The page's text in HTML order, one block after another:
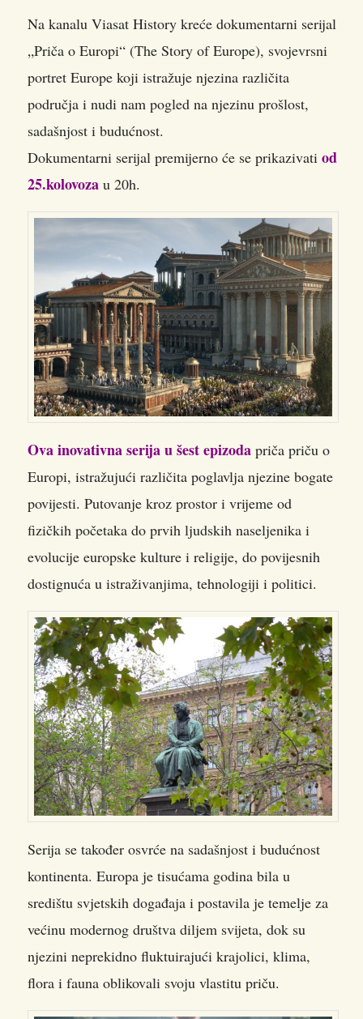
Na kanalu Viasat History kreće dokumentarni serijal
„Priča o Europi“ (The Story of Europe), svojevrsni
portret Europe koji istražuje njezina različita
područja i nudi nam pogled na njezinu prošlost,
sadašnjost i budućnost.
Dokumentarni serijal premijerno će se prikazivati od
25.kolovoza u 20h.
Ova inovativna serija u šest epizoda priča priču o
Europi, istražujući različita poglavlja njezine bogate
povijesti. Putovanje kroz prostor i vrijeme od
fizičkih početaka do prvih ljudskih naseljenika i
evolucije europske kulture i religije, do povijesnih
dostignuća u istraživanjima, tehnologiji i politici.
Serija se također osvrće na sadašnjost i budućnost
kontinenta. Europa je tisućama godina bila u
središtu svjetskih događaja i postavila je temelje za
većinu modernog društva diljem svijeta, dok su
njezini neprekidno fluktuirajući krajolici, klima,
flora i fauna oblikovali svoju vlastitu priču.